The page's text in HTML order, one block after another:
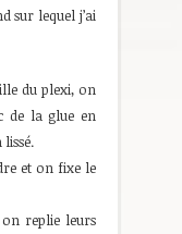
sur lequel j’ai
du plexi, on
de la glue en
et on fixe le
replie leurs